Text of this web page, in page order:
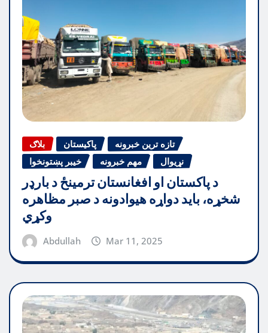
بلاګ پاکیستان
تازه ترین خبرونه
خیبر پښتونخوا
مهم خبرونه نړیوال
د پاکستان او افغانستان ترمینځ د بارډر
شخړه، باید دواړه هیوادونه د صبر مظاهره
وکړي
Abdullah Mar 11, 2025